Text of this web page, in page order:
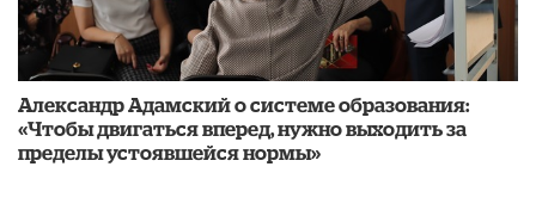
Александр Адамский о системе образования:
«Чтобы двигаться вперед, нужно выходить за
пределы устоявшейся нормы»